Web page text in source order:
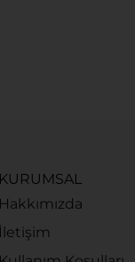
KURUMSAL
Hakkımızda
İletişim